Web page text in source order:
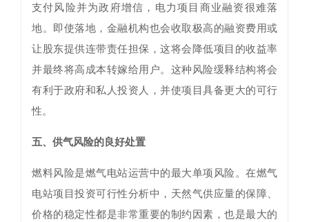
支付风险并为政府增信，电力项目商业融资很难落
地。即使落地，金融机构也会收取极高的融资费用或
让股东提供连带责任担保，这将会降低项目的收益率
并最终将高成本转嫁给用户。这种风险缓释结构将会
有利于政府和私人投资人，并使项目具备更大的可行
性。
五、供气风险的良好处置
燃料风险是燃气电站运营中的最大单项风险。在燃气
电站项目投资可行性分析中，天然气供应量的保障、
价格的稳定性都是非常重要的制约因素，也是最大的